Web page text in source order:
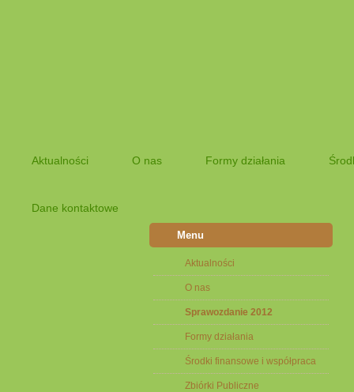
Aktualności O nas Formy działania
Dane kontaktowe
Menu
Aktualności
O nas
Sprawozdanie 2012
Formy działania
Środki finansowe i współpraca
Zbiórki Publiczne